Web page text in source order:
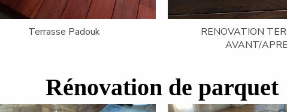
Terrasse Padouk préparation Terrasse Padouk
Rénovation de parquet